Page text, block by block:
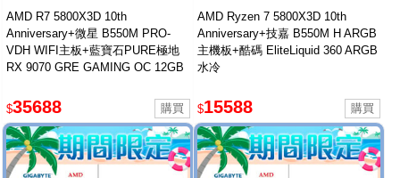
AMD R7 5800X3D 10th
Anniversary+微星 B550M PRO-
VDH WIFI主板+藍寶石PURE極地
RX 9070 GRE GAMING OC 12GB
$35688
AMD Ryzen 7 5800X3D 10th
Anniversary+技嘉 B550M H ARGB
主機板+酷碼 EliteLiquid 360 ARGB
水冷
$15588